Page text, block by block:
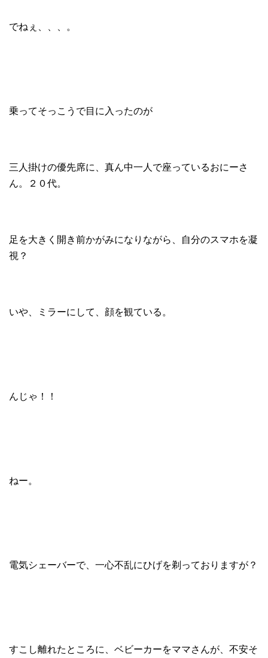
でねぇ、、、。
乗ってそっこうで目に入ったのが
三人掛けの優先席に、真ん中一人で座っているおにーさ
ん。２０代。
足を大きく開き前かがみになりながら、自分のスマホを凝
視？
いや、ミラーにして、顔を観ている。
んじゃ！！
ねー。
電気シェーバーで、一心不乱にひげを剃っておりますが？
すこし離れたところに、ベビーカーをママさんが、不安そ